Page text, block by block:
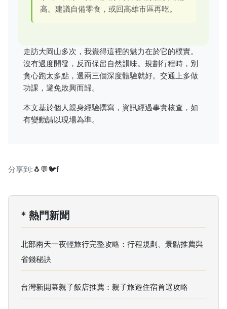
高。建議自備零食，或回高雄市區再吃。
走訪大岡山多次，我覺得這裡的魅力在於它的樸實。
沒有過度開發，反而保留自然韻味。規劃行程時，別
貪心跑太多點，選兩三個深度體驗就好。交通上多做
功課，避免敗興而歸。
本文基於個人親身經驗撰寫，資訊經過事實核查，如
有變動請以現場為準。
分享到:🐧💬🐦f
* 熱門新聞
北部兩天一夜輕旅行完整攻略：行程規劃、景點推薦與
省錢秘訣
台灣新開幕親子飯店推薦：親子旅遊住宿首選攻略